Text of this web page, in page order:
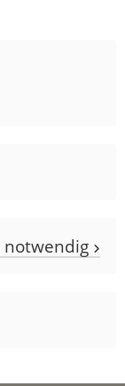
notwendig